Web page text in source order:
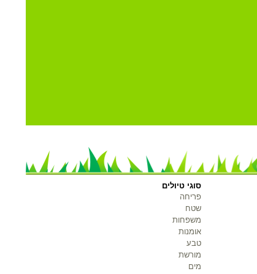
סוגי טיולים
פריחה
שטח
משפחות
אומנות
טבע
מורשת
מים